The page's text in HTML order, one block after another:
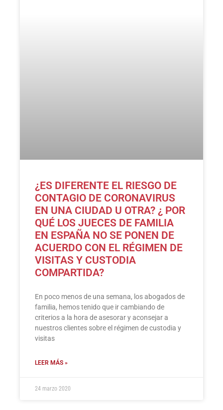
¿ES DIFERENTE EL RIESGO DE
CONTAGIO DE CORONAVIRUS
EN UNA CIUDAD U OTRA? ¿ POR
QUÉ LOS JUECES DE FAMILIA
EN ESPAÑA NO SE PONEN DE
ACUERDO CON EL RÉGIMEN DE
VISITAS Y CUSTODIA
COMPARTIDA?
En poco menos de una semana, los abogados de
familia, hemos tenido que ir cambiando de
criterios a la hora de asesorar y aconsejar a
nuestros clientes sobre el régimen de custodia y
visitas
LEER MÁS »
24 marzo 2020